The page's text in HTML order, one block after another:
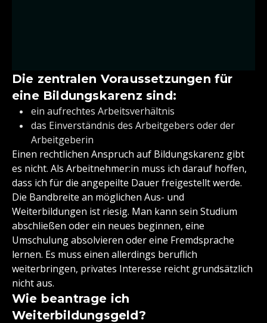
Die zentralen Voraussetzungen für
eine Bildungskarenz sind:
ein aufrechtes Arbeitsverhältnis
das Einverständnis des Arbeitgebers oder der
Arbeitgeberin
Einen rechtlichen Anspruch auf Bildungskarenz gibt
es nicht. Als Arbeitnehmer:in muss ich darauf hoffen,
dass ich für die angepeilte Dauer freigestellt werde.
Die Bandbreite an möglichen Aus- und
Weiterbildungen ist riesig. Man kann sein Studium
abschließen oder ein neues beginnen, eine
Umschulung absolvieren oder eine Fremdsprache
lernen. Es muss einen allerdings beruflich
weiterbringen, privates Interesse reicht grundsätzlich
nicht aus.
Wie beantrage ich
Weiterbildungsgeld?